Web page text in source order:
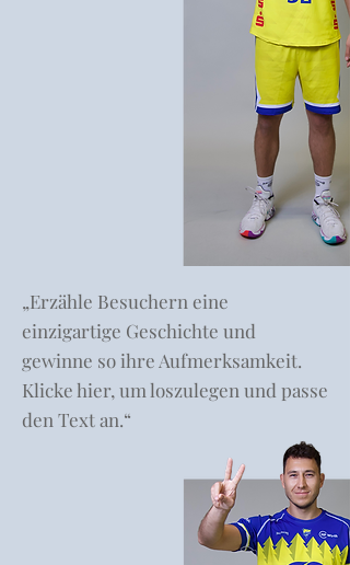
„Erzähle Besuchern eine
einzigartige Geschichte und
gewinne so ihre Aufmerksamkeit.
Klicke hier, um loszulegen und passe
den Text an.“